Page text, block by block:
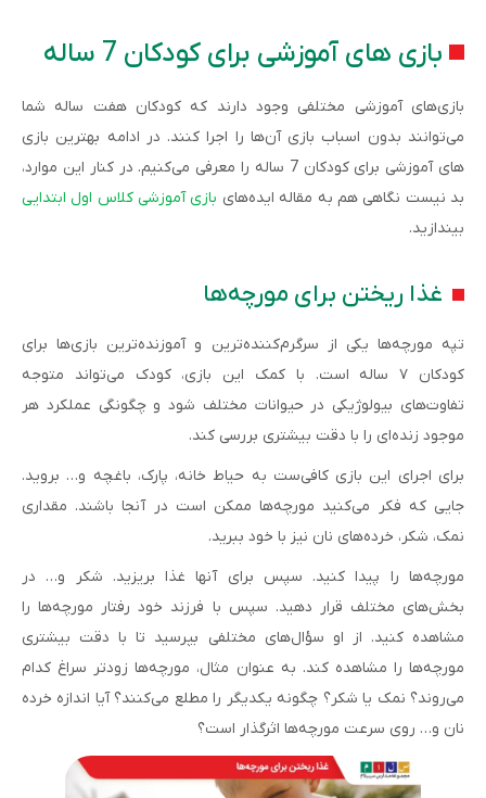
بازی های آموزشی برای کودکان 7 ساله
بازی‌های آموزشی مختلفی وجود دارند که کودکان هفت ساله شما
می‌توانند بدون اسباب بازی آن‌ها را اجرا کنند. در ادامه بهترین بازی
های آموزشی برای کودکان 7 ساله را معرفی می‌کنیم. در کنار این موارد،
بد نیست نگاهی هم به مقاله ایده‌های بازی آموزشی کلاس اول ابتدایی
بیندازید.
غذا ریختن برای مورچه‌ها
تپه مورچه‌ها یکی از سرگرم‌کننده‌ترین و آموزنده‌ترین بازی‌ها برای
کودکان ۷ ساله است. با کمک این بازی، کودک می‌تواند متوجه
تفاوت‌های بیولوژیکی در حیوانات مختلف شود و چگونگی عملکرد هر
موجود زنده‌ای را با دقت بیشتری بررسی کند.
برای اجرای این بازی کافی‌ست به حیاط خانه، پارک، باغچه و… بروید.
جایی که فکر می‌کنید مورچه‌ها ممکن است در آنجا باشند. مقداری
نمک، شکر، خرده‌های نان نیز با خود ببرید.
مورچه‌ها را پیدا کنید. سپس برای آنها غذا بریزید. شکر و… در
بخش‌های مختلف قرار دهید. سپس با فرزند خود رفتار مورچه‌ها را
مشاهده کنید. از او سؤال‌های مختلفی بپرسید تا با دقت بیشتری
مورچه‌ها را مشاهده کند. به عنوان مثال، مورچه‌ها زودتر سراغ کدام
می‌روند؟ نمک یا شکر؟ چگونه یکدیگر را مطلع می‌کنند؟ آیا اندازه خرده
نان و… روی سرعت مورچه‌ها اثرگذار است؟